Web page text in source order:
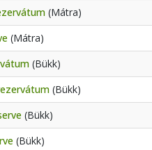
(Mátra)
(Mátra)
(Bükk)
(Bükk)
(Bükk)
(Bükk)